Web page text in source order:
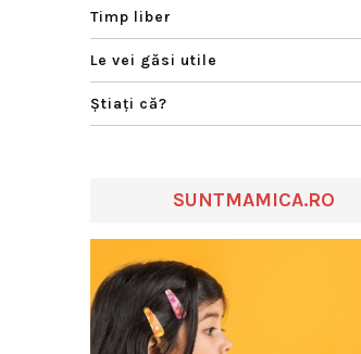
Timp liber
Le vei găsi utile
Ştiaţi că?
SUNTMAMICA.RO